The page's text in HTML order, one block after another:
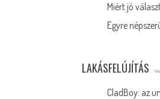
Miért jó
Egyre
LAKÁSFELÚJÍTÁS
CladBoy: az